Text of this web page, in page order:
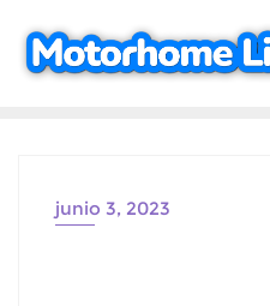
contenido
junio 3, 2023